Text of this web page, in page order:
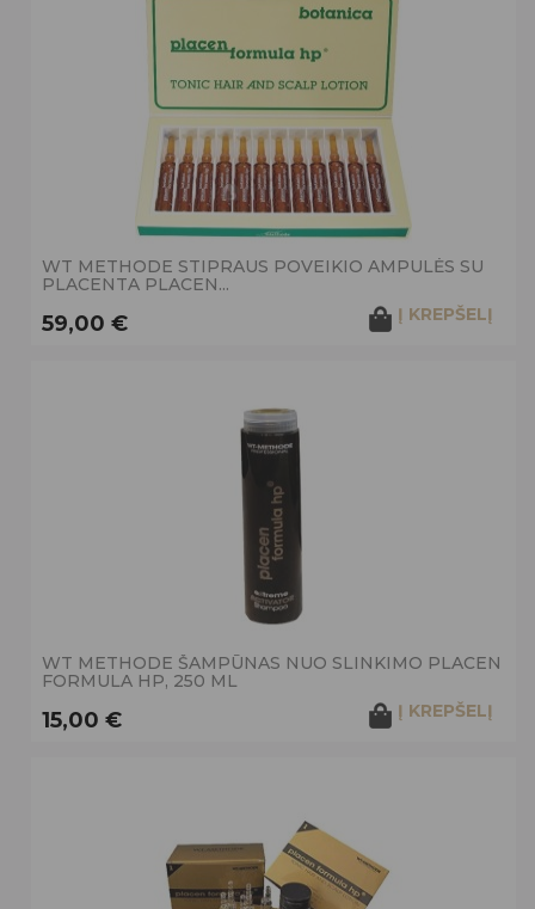
WT METHODE STIPRAUS POVEIKIO AMPULĖS SU
PLACENTA PLACEN...
59,00 € Į KREPŠELĮ
WT METHODE ŠAMPŪNAS NUO SLINKIMO PLACEN
FORMULA HP, 250 ML
15,00 € Į KREPŠELĮ